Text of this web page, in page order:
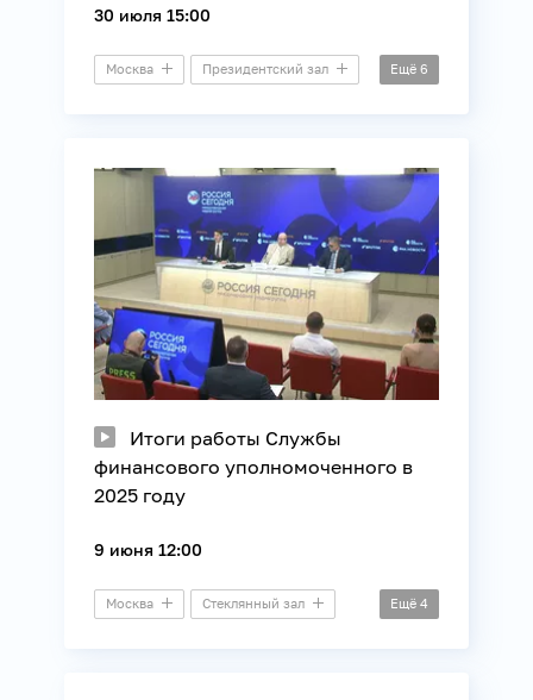
30 июля 15:00
Москва Президентский зал
Экономика Юриспруденция
Ещё 6
Итоги работы Службы
финансового уполномоченного в
2025 году
9 июня 12:00
Москва Стеклянный зал Ещё 4